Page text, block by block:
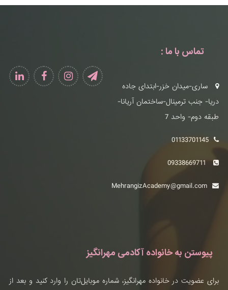
تماس با ما :
ساری-میدان خزر-ابتدای جاده
دریا- جنب ترمینال-ساختمان آریانا-
طبقه دوم- واحد 7
پیوستن به خانواده آکادمی مهرانگیز
برای عضویت در خانواده مهرانگیز، شماره موبایل‌تان را وارد کنید و بعد از